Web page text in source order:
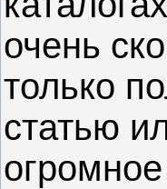
очень
только
статью